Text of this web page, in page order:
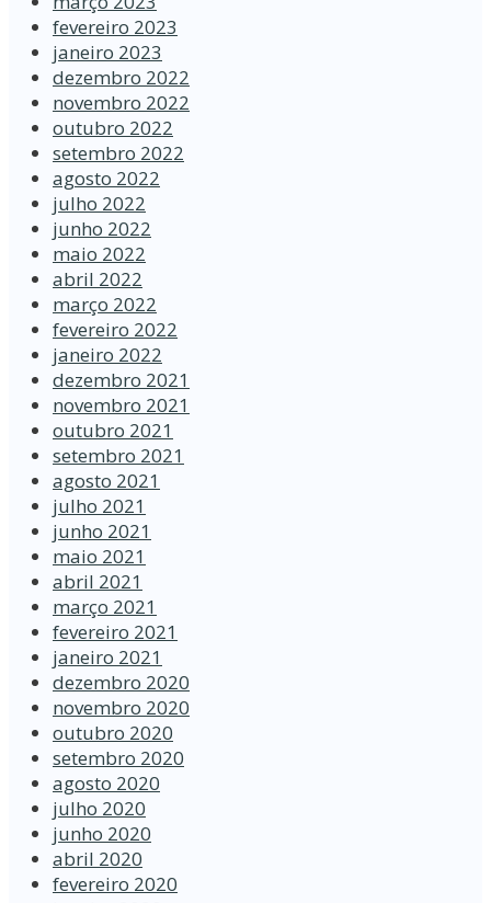
fevereiro 2023
janeiro 2023
dezembro 2022
novembro 2022
outubro 2022
setembro 2022
agosto 2022
julho 2022
junho 2022
maio 2022
abril 2022
março 2022
fevereiro 2022
janeiro 2022
dezembro 2021
novembro 2021
outubro 2021
setembro 2021
agosto 2021
julho 2021
junho 2021
maio 2021
abril 2021
março 2021
fevereiro 2021
janeiro 2021
dezembro 2020
novembro 2020
outubro 2020
setembro 2020
agosto 2020
julho 2020
junho 2020
abril 2020
fevereiro 2020